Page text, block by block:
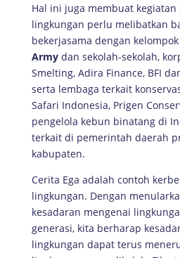
Hal ini juga membuat kegiatan
lingkungan perlu melibatkan
bekerjasama dengan
Army dan sekolah-sekolah,
Smelting, Adira Finance, BFI
serta lembaga terkait
Safari Indonesia, Prigen
pengelola kebun binatang di
terkait di pemerintah daerah
kabupaten.
Cerita Ega adalah contoh
lingkungan. Dengan
kesadaran mengenai
generasi, kita berharap
lingkungan dapat terus